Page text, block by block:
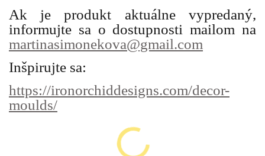
Ak je produkt aktuálne vypredaný,
informujte sa o dostupnosti mailom na
martinasimonekova@gmail.com
Inšpirujte sa:
https://ironorchiddesigns.com/decor-
moulds/